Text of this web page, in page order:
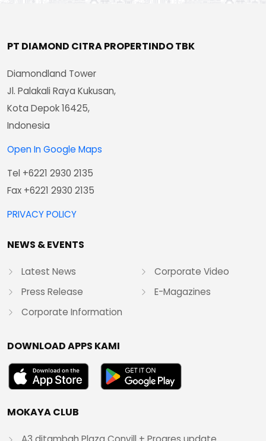
PT DIAMOND CITRA PROPERTINDO TBK
Diamondland Tower
Jl. Palakali Raya Kukusan,
Kota Depok 16425,
Indonesia
Open In Google Maps
Tel +6221 2930 2135
Fax +6221 2930 2135
PRIVACY POLICY
NEWS & EVENTS
Latest News
Press Release
Corporate Information
Corporate Video
E-Magazines
DOWNLOAD APPS KAMI
MOKAYA CLUB